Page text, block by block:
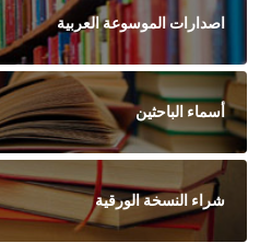
اصدارات الموسوعة العربية
أسماء الباحثين
شراء النسخة الورقية